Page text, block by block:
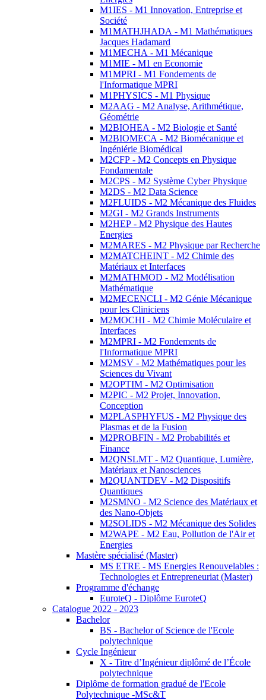
M1IES - M1 Innovation, Entreprise et
Société
M1MATHJHADA - M1 Mathématiques
Jacques Hadamard
M1MECHA - M1 Mécanique
M1MIE - M1 en Economie
M1MPRI - M1 Fondements de
l'Informatique MPRI
M1PHYSICS - M1 Physique
M2AAG - M2 Analyse, Arithmétique,
Géométrie
M2BIOHEA - M2 Biologie et Santé
M2BIOMECA - M2 Biomécanique et
Ingéniérie Biomédical
M2CFP - M2 Concepts en Physique
Fondamentale
M2CPS - M2 Système Cyber Physique
M2DS - M2 Data Science
M2FLUIDS - M2 Mécanique des Fluides
M2GI - M2 Grands Instruments
M2HEP - M2 Physique des Hautes
Energies
M2MARES - M2 Physique par Recherche
M2MATCHEINT - M2 Chimie des
Matériaux et Interfaces
M2MATHMOD - M2 Modélisation
Mathématique
M2MECENCLI - M2 Génie Mécanique
pour les Cliniciens
M2MOCHI - M2 Chimie Moléculaire et
Interfaces
M2MPRI - M2 Fondements de
l'Informatique MPRI
M2MSV - M2 Mathématiques pour les
Sciences du Vivant
M2OPTIM - M2 Optimisation
M2PIC - M2 Projet, Innovation,
Conception
M2PLASPHYFUS - M2 Physique des
Plasmas et de la Fusion
M2PROBFIN - M2 Probabilités et
Finance
M2QNSLMT - M2 Quantique, Lumière,
Matériaux et Nanosciences
M2QUANTDEV - M2 Dispositifs
Quantiques
M2SMNO - M2 Science des Matériaux et
des Nano-Objets
M2SOLIDS - M2 Mécanique des Solides
M2WAPE - M2 Eau, Pollution de l'Air et
Energies
Mastère spécialisé (Master)
MS ETRE - MS Energies Renouvelables :
Technologies et Entrepreneuriat (Master)
Programme d'échange
EuroteQ - Diplôme EuroteQ
Catalogue 2022 - 2023
Bachelor
BS - Bachelor of Science de l'Ecole
polytechnique
Cycle Ingénieur
X - Titre d’Ingénieur diplômé de l’École
polytechnique
Diplôme de formation gradué de l'Ecole
Polytechnique -MSc&T